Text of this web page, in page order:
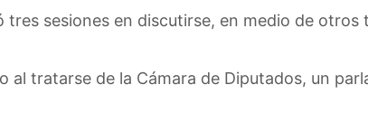
sesiones en discutirse, en medio de
al tratarse de la Cámara de Diputados, un